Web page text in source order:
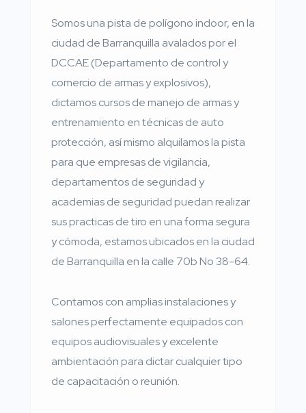
Somos una pista de polígono indoor, en la
ciudad de Barranquilla avalados por el
DCCAE (Departamento de control y
comercio de armas y explosivos),
dictamos cursos de manejo de armas y
entrenamiento en técnicas de auto
protección, así mismo alquilamos la pista
para que empresas de vigilancia,
departamentos de seguridad y
academias de seguridad puedan realizar
sus practicas de tiro en una forma segura
y cómoda, estamos ubicados en la ciudad
de Barranquilla en la calle 70b No 38-64.
Contamos con amplias instalaciones y
salones perfectamente equipados con
equipos audiovisuales y excelente
ambientación para dictar cualquier tipo
de capacitación o reunión.